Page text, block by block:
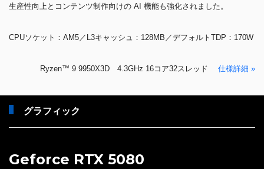
生産性向上とコンテンツ制作向けの AI 機能も強化されました。
CPUソケット：AM5／L3キャッシュ：128MB／デフォルトTDP：170W
Ryzen™ 9 9950X3D 4.3GHz 16コア32スレッド 仕様詳細 »
グラフィック
Geforce RTX 5080